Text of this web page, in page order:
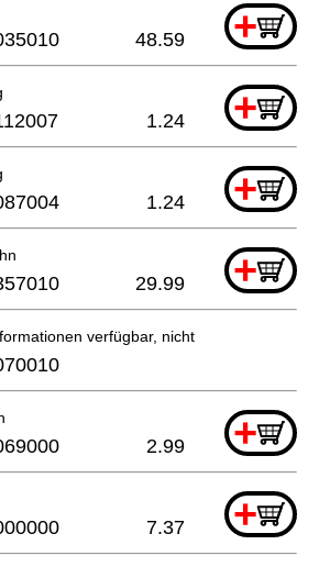
+
48.59
+
1.24
+
1.24
+
29.99
verfügbar, nicht bestellbar
+
2.99
+
7.37